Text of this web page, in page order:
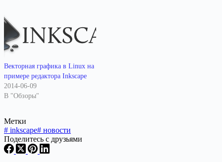
Векторная графика в Linux на
примере редактора Inkscape
2014-06-09
В "Обзоры"
Метки
# inkscape# новости
Поделитесь с друзьями